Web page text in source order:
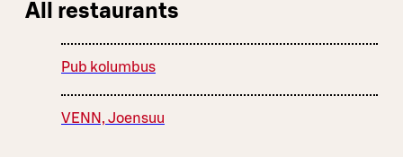
All restaurants
Pub kolumbus
VENN, Joensuu